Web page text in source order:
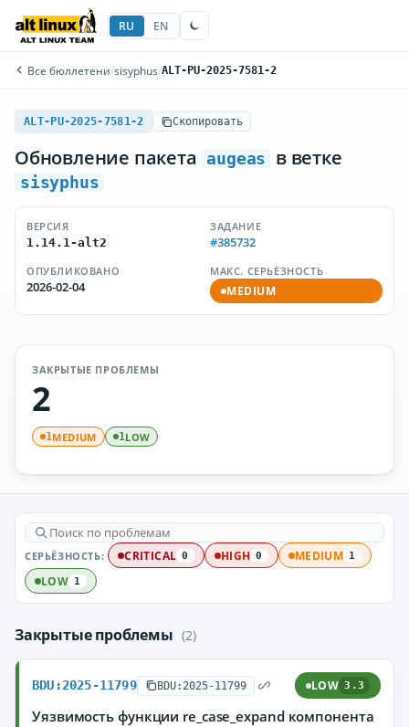
RU EN
Все бюллетени/sisyphus/ALT-PU-2025-7581-2
ALT-PU-2025-7581-2 Скопировать
Обновление пакета augeas в ветке
sisyphus
ВЕРСИЯ
1.14.1-alt2
ЗАДАНИЕ
#385732
ОПУБЛИКОВАНО
2026-02-04
МАКС. СЕРЬЁЗНОСТЬ
MEDIUM
ЗАКРЫТЫЕ ПРОБЛЕМЫ
2
1MEDIUM 1LOW
СЕРЬЁЗНОСТЬ: CRITICAL 0 HIGH 0 MEDIUM 1
LOW 1
Закрытые проблемы (2)
BDU:2025-11799 BDU:2025-11799 LOW 3.3
Уязвимость функции re_case_expand компонента